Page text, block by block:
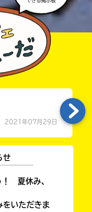
2021年07月29日
せ
！ 夏休み、
をいただきま